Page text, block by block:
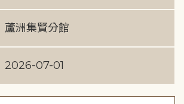
蘆洲集賢分館
2026-07-01